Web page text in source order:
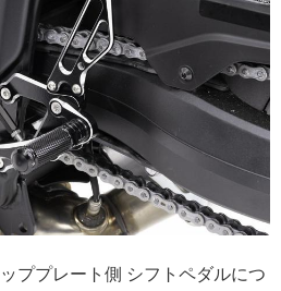
ププレート側 シフトペダルにつ